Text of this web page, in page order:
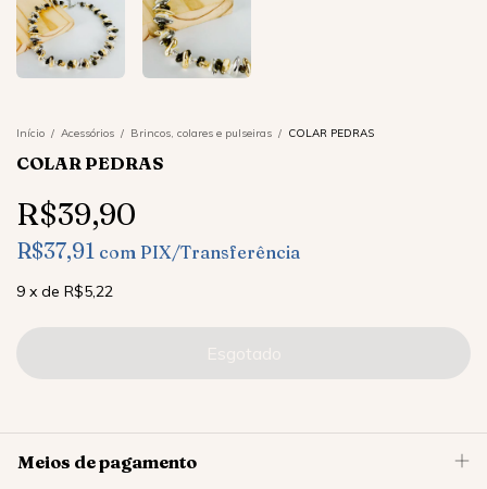
Início / Acessórios / Brincos, colares e pulseiras / COLAR PEDRAS
COLAR PEDRAS
R$39,90
R$37,91 com PIX/Transferência
9 x de R$5,22
Meios de pagamento